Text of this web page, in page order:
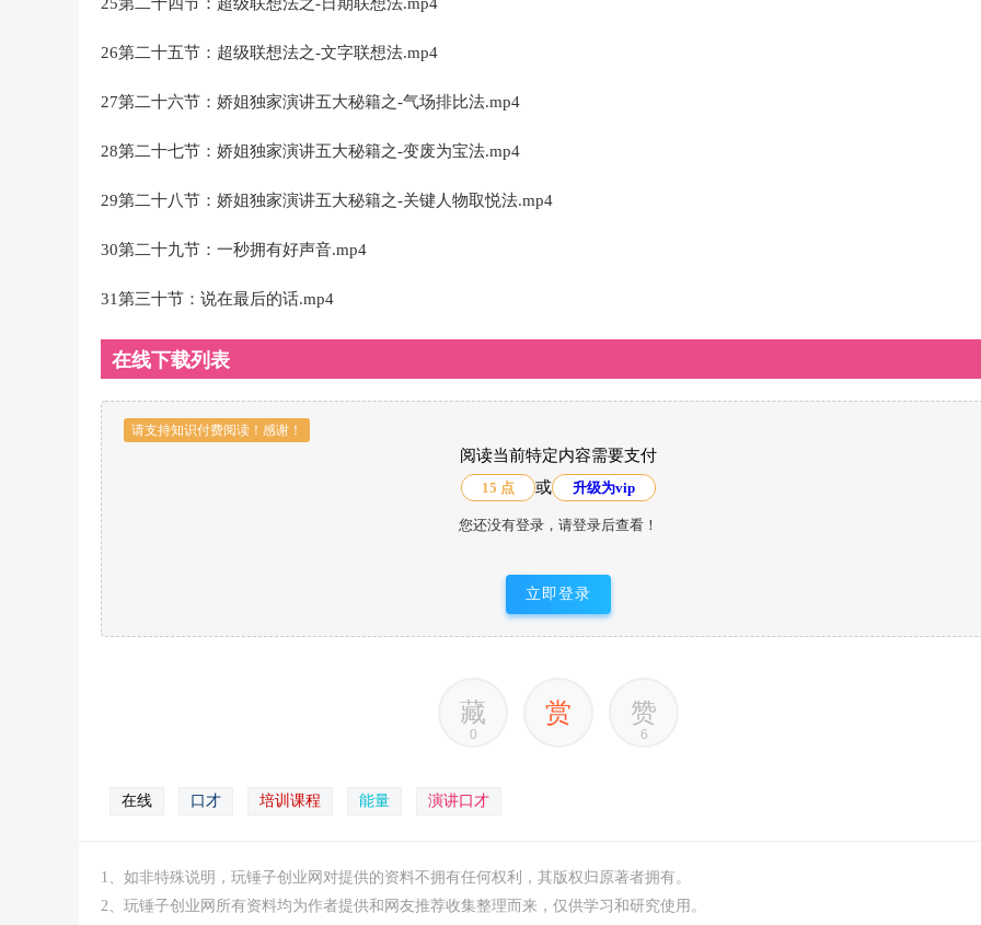
26第二十五节：超级联想法之-文字联想法.mp4
27第二十六节：娇姐独家演讲五大秘籍之-气场排比法.mp4
28第二十七节：娇姐独家演讲五大秘籍之-变废为宝法.mp4
29第二十八节：娇姐独家演讲五大秘籍之-关键人物取悦法.mp4
30第二十九节：一秒拥有好声音.mp4
31第三十节：说在最后的话.mp4
在线下载列表
请支持知识付费阅读！感谢！
阅读当前特定内容需要支付
15 点 或 升级为vip
您还没有登录，请登录后查看！
立即登录
藏
0
赏 赞
6
在线 口才 培训课程 能量 演讲口才
1、如非特殊说明，玩锤子创业网对提供的资料不拥有任何权利，其版权归原著者拥有。
2、玩锤子创业网所有资料均为作者提供和网友推荐收集整理而来，仅供学习和研究使用。